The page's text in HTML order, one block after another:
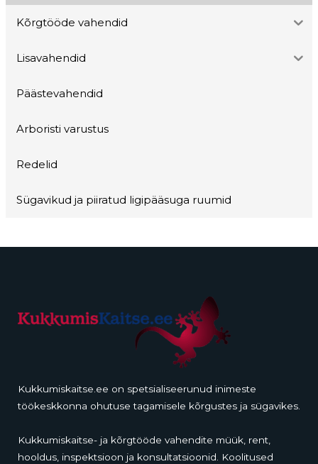
Kõrgtööde vahendid
Lisavahendid
Päästevahendid
Arboristi varustus
Redelid
Sügavikud ja piiratud ligipääsuga ruumid
Kukkumiskaitse.ee on spetsialiseerunud inimeste
töökeskkonna ohutuse tagamisele kõrgustes ja sügavikes.
Kukkumiskaitse- ja kõrgtööde vahendite müük, rent,
hooldus, inspektsioon ja konsultatsioonid. Koolitused